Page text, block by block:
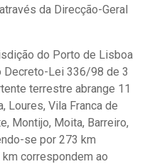
da Direcção-Geral
do Porto de Lisboa
Decreto-Lei 336/98 de 3
terrestre abrange 11
Loures, Vila Franca de
Montijo, Moita, Barreiro,
se por 273 km
correspondem ao